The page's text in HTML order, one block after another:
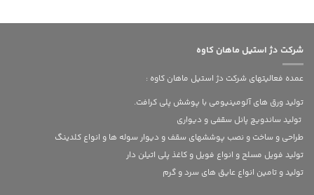
شرکت دژ استیل ماهان کاوه
عمده فعالیتهای شرکت دژ استیل ماهان کاوه :
تولید ورق های آلومینیومی با پوشش پلی کرافت.
تولید ساندویچ پانل سقفی و دیواری
طراحی و ساخت و نصب پوششهای سقف و دیوار سوله ها و انواع کلدینگ
تولید فویل مسلح و انواع فویل و کاغذ پلی اتیلن دار
تولید و تامین انواع عایق های سرد و گرم